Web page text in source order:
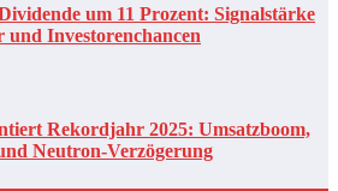
um 11 Prozent: Signalstärke
Investorenchancen
Rekordjahr 2025: Umsatzboom,
Neutron-Verzögerung